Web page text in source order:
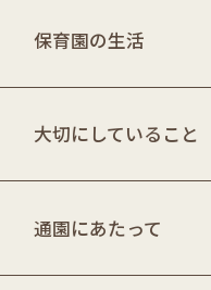
保育園の生活
大切にしていること
通園にあたって